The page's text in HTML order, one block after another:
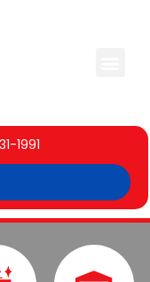
1991